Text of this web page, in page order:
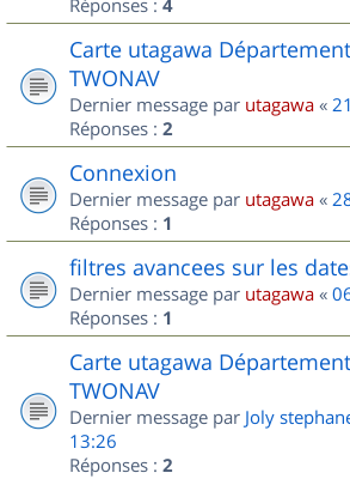
Carte utagawa
TWONAV
Dernier message par utagawa «
Réponses : 2
Connexion
Dernier message par utagawa «
Réponses : 1
filtres avancees sur les
Dernier message par utagawa «
Réponses : 1
Carte utagawa
TWONAV
Dernier message par Joly
13:26
Réponses : 2